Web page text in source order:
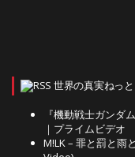
世界の真実ねっと
『機動戦士ガンダ
｜プライムビデオ
M!LK – 罪と罰と雨